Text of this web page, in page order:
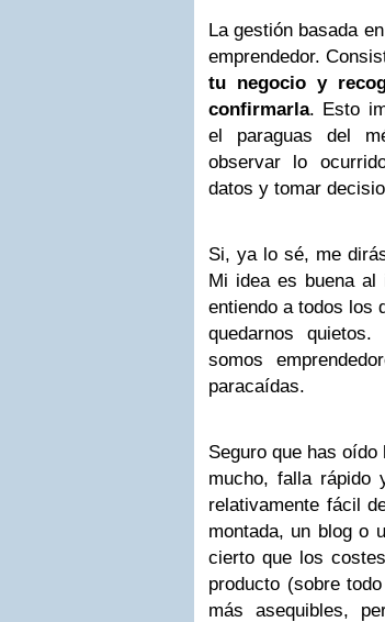
La gestión basada
emprendedor.
tu negocio y
confirmarla. Esto
el paraguas del
observar lo
datos y tomar
Si, ya lo sé, me
Mi idea es buena al
entiendo a todos los
quedarnos
somos
paracaídas.
Seguro que has
mucho, falla rápido
relativamente fácil
montada, un blog o
cierto que los
producto (sobre
más asequibles,